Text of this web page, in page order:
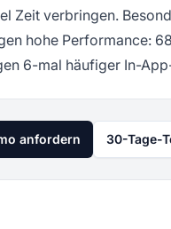
Zeit verbringen.
hohe Performance:
6-mal häufiger In-
anfordern 30-Tage-